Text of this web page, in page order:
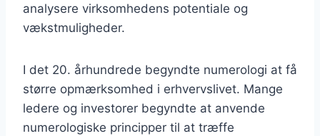
analysere virksomhedens potentiale og
vækstmuligheder.
I det 20. århundrede begyndte numerologi at få
større opmærksomhed i erhvervslivet. Mange
ledere og investorer begyndte at anvende
numerologiske principper til at træffe